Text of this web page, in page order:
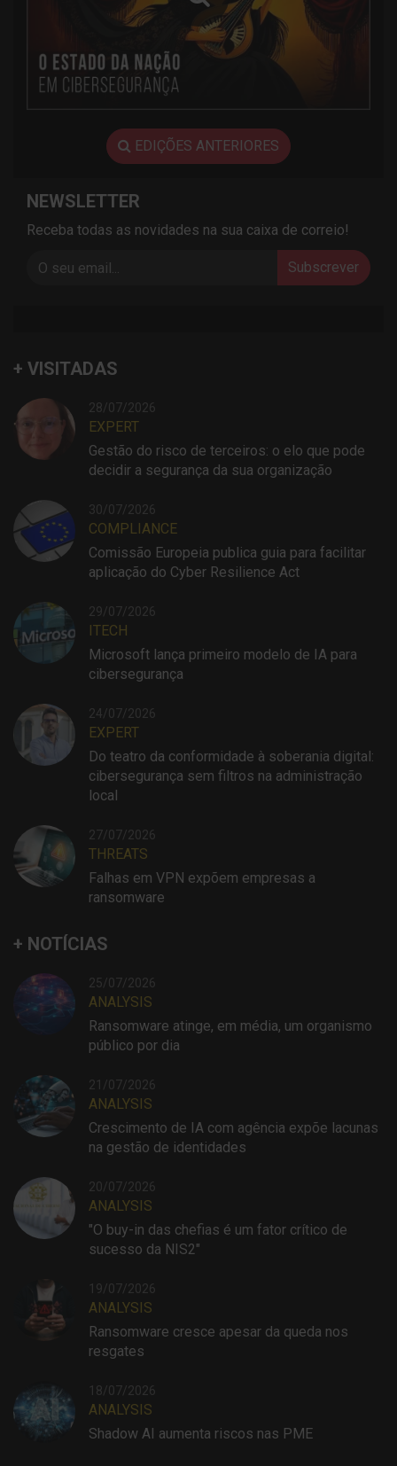
EDIÇÕES ANTERIORES
NEWSLETTER
Receba todas as novidades na sua caixa de correio!
Subscrever
+ VISITADAS
28/07/2026
EXPERT
Gestão do risco de terceiros: o elo que pode
decidir a segurança da sua organização
30/07/2026
COMPLIANCE
Comissão Europeia publica guia para facilitar
aplicação do Cyber Resilience Act
29/07/2026
ITECH
Microsoft lança primeiro modelo de IA para
cibersegurança
24/07/2026
EXPERT
Do teatro da conformidade à soberania digital:
cibersegurança sem filtros na administração
local
27/07/2026
THREATS
Falhas em VPN expõem empresas a
ransomware
+ NOTÍCIAS
25/07/2026
ANALYSIS
Ransomware atinge, em média, um organismo
público por dia
21/07/2026
ANALYSIS
Crescimento de IA com agência expõe lacunas
na gestão de identidades
20/07/2026
ANALYSIS
"O buy-in das chefias é um fator crítico de
sucesso da NIS2"
19/07/2026
ANALYSIS
Ransomware cresce apesar da queda nos
resgates
18/07/2026
ANALYSIS
Shadow AI aumenta riscos nas PME